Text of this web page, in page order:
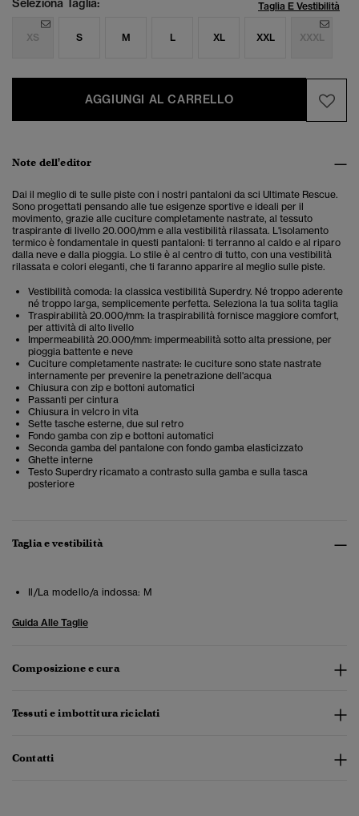
Seleziona Taglia: Taglia E Vestibilità
XS S M L XL XXL XXXL
AGGIUNGI AL CARRELLO
Note dell'editor
Dai il meglio di te sulle piste con i nostri pantaloni da sci Ultimate Rescue.
Sono progettati pensando alle tue esigenze sportive e ideali per il
movimento, grazie alle cuciture completamente nastrate, al tessuto
traspirante di livello 20.000/mm e alla vestibilità rilassata. L'isolamento
termico è fondamentale in questi pantaloni: ti terranno al caldo e al riparo
dalla neve e dalla pioggia. Lo stile è al centro di tutto, con una vestibilità
rilassata e colori eleganti, che ti faranno apparire al meglio sulle piste.
Vestibilità comoda: la classica vestibilità Superdry. Né troppo aderente
né troppo larga, semplicemente perfetta. Seleziona la tua solita taglia
Traspirabilità 20.000/mm: la traspirabilità fornisce maggiore comfort,
per attività di alto livello
Impermeabilità 20.000/mm: impermeabilità sotto alta pressione, per
pioggia battente e neve
Cuciture completamente nastrate: le cuciture sono state nastrate
internamente per prevenire la penetrazione dell'acqua
Chiusura con zip e bottoni automatici
Passanti per cintura
Chiusura in velcro in vita
Sette tasche esterne, due sul retro
Fondo gamba con zip e bottoni automatici
Seconda gamba del pantalone con fondo gamba elasticizzato
Ghette interne
Testo Superdry ricamato a contrasto sulla gamba e sulla tasca
posteriore
Taglia e vestibilità
Il/La modello/a indossa: M
Guida Alle Taglie
Composizione e cura
Tessuti e imbottitura riciclati
Contatti